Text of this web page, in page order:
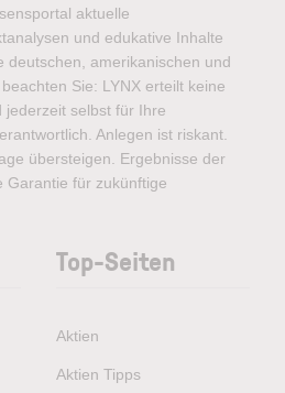
aktuelle
und edukative Inhalte
deutschen, amerikanischen und
Sie: LYNX erteilt keine
jederzeit selbst für Ihre
Anlegen ist riskant.
übersteigen. Ergebnisse der
Garantie für zukünftige
Top-Seiten
Aktien
Aktien Tipps